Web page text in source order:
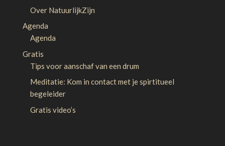
Over NatuurlijkZijn
Agenda
Agenda
Gratis
Tips voor aanschaf van een drum
Meditatie: Kom in contact met je spirtitueel
begeleider
Gratis video’s